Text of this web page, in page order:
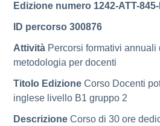
Edizione numero 1242-ATT-
ID percorso 300876
Attività Percorsi formativi annuali
metodologia per docenti
Titolo Edizione Corso Docenti
inglese livello B1 gruppo 2
Descrizione Corso di 30 ore